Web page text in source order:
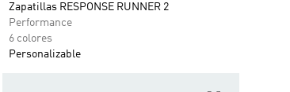
Zapatillas RESPONSE RUNNER 2
Performance
6 colores
Personalizable